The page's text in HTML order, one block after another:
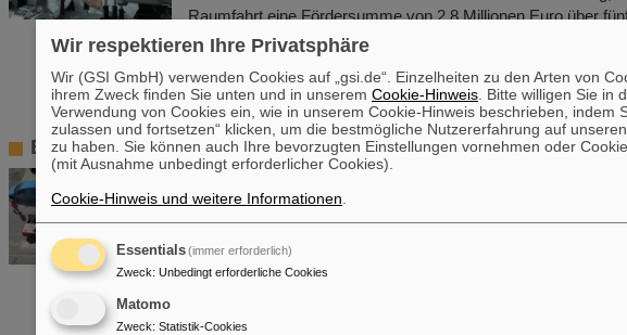
Raumfahrt eine Fördersumme von 2,8 Millionen Euro über
Rahmen des Programms „Fusionstalente“. Das ALADIN-
Grundstein zur Verwirklichung stabiler, effizienter Laser für die
Mehr »
Erste Super-FRS-Komponente auf FAIR-Baufeld
supraleitender Multiplett-Magnet, ist auf das FAIR-Baufeld
Bei einem Multiplett handelt es sich um eine Kombination
Magnettypen (Quadrupol, Sextupol, Oktupol und Steuerdipol),
gemeinsamen flüssigen Heliumbehälter und Kryostat
kürzliche Transport der rund fünf Meter langen, zweieinhalb
vier Meter hohen Komponente mit einem Gewicht von 48
Wir respektieren Ihre Privatsphäre
Wir (GSI GmbH) verwenden Cookies auf „gsi.de“. Einzelheiten zu den Arten von
ihrem Zweck finden Sie unten und in unserem Cookie-Hinweis . Bitte willigen Sie in
Verwendung von Cookies ein, wie in unserem Cookie-Hinweis beschrieben, indem
zulassen und fortsetzen“ klicken, um die bestmögliche Nutzererfahrung auf
zu haben. Sie können auch Ihre bevorzugten Einstellungen vornehmen oder
(mit Ausnahme unbedingt erforderlicher Cookies).
Cookie-Hinweis und weitere Informationen
Essentials(immer erforderlich)
Zweck: Unbedingt erforderliche Cookies
Matomo
Zweck: Statistik-Cookies